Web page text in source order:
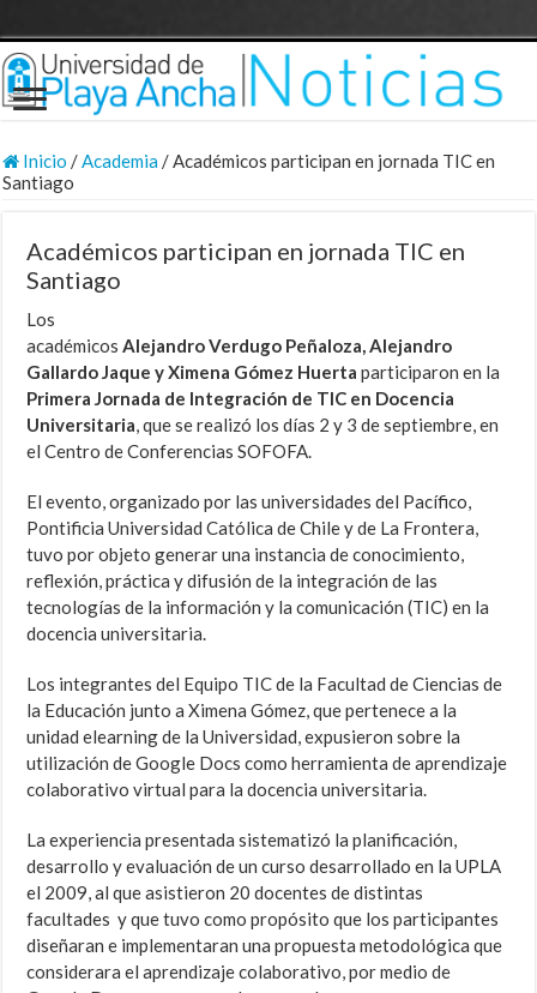
Inicio /Academia/Académicos participan en jornada TIC en
Santiago
Académicos participan en jornada TIC en
Santiago
Los
académicosAlejandro Verdugo Peñaloza, Alejandro
Gallardo Jaque y Ximena Gómez Huerta participaron en la
Primera Jornada de Integración de TIC en Docencia
Universitaria, que se realizó los días 2 y 3 de septiembre, en
el Centro de Conferencias SOFOFA.
El evento, organizado por las universidades del Pacífico,
Pontificia Universidad Católica de Chile y de La Frontera,
tuvo por objeto generar una instancia de conocimiento,
reflexión, práctica y difusión de la integración de las
tecnologías de la información y la comunicación (TIC) en la
docencia universitaria.
Los integrantes del Equipo TIC de la Facultad de Ciencias de
la Educación junto a Ximena Gómez, que pertenece a la
unidad elearning de la Universidad, expusieron sobre la
utilización de Google Docs como herramienta de aprendizaje
colaborativo virtual para la docencia universitaria.
La experiencia presentada sistematizó la planificación,
desarrollo y evaluación de un curso desarrollado en la UPLA
el 2009, al que asistieron 20 docentes de distintas
facultades y que tuvo como propósito que los participantes
diseñaran e implementaran una propuesta metodológica que
considerara el aprendizaje colaborativo, por medio de